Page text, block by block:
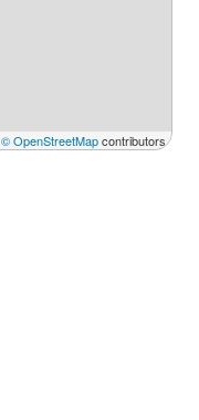
© OpenStreetMapcontributors